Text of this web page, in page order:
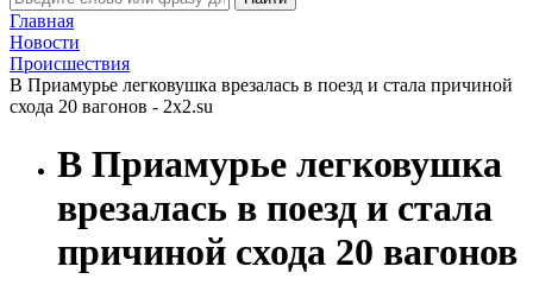
Главная
Новости
Проиcшествия
В Приамурье легковушка врезалась в поезд и стала причиной
схода 20 вагонов - 2x2.su
В Приамурье легковушка
врезалась в поезд и стала
причиной схода 20 вагонов